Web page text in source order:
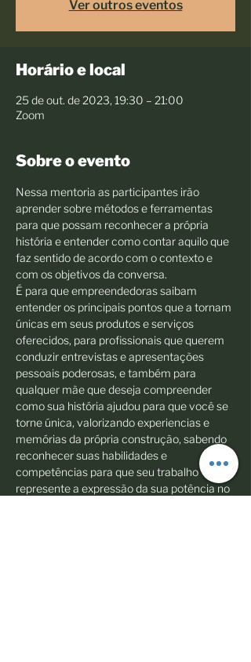
Ver outros eventos
Horário e local
25 de out. de 2023, 19:30 – 21:00
Zoom
Sobre o evento
Nessa mentoria as participantes irão
aprender sobre métodos e ferramentas
para que possam reconhecer a própria
história e entender como contar aquilo que
faz sentido de acordo com o contexto e
com os objetivos da conversa.
É para que empreendedoras saibam
entender os principais pontos que a tornam
únicas em seus produtos e serviços
oferecidos, para profissionais que querem
conduzir entrevistas e apresentações
pessoais poderosas, e também para
qualquer mãe que deseja compreender
como sua história ajudou para que você se
torne única, valorizando experiencias e
memórias da própria construção, sabendo
reconhecer suas habilidades e
competências para que seu trabalho
represente a expressão da sua potência no